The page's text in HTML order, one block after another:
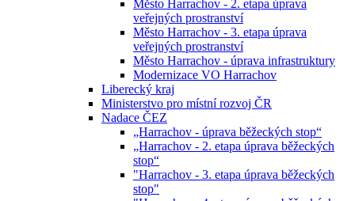
Město Harrachov - 2. etapa úprava
veřejných prostranství
Město Harrachov - 3. etapa úprava
veřejných prostranství
Město Harrachov - úprava infrastruktury
Modernizace VO Harrachov
Liberecký kraj
Ministerstvo pro místní rozvoj ČR
Nadace ČEZ
„Harrachov - úprava běžeckých stop“
„Harrachov - 2. etapa úprava běžeckých
stop“
"Harrachov - 3. etapa úprava běžeckých
stop"